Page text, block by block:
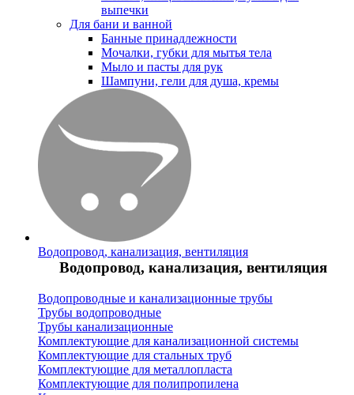
выпечки
Для бани и ванной
Банные принадлежности
Мочалки, губки для мытья тела
Мыло и пасты для рук
Шампуни, гели для душа, кремы
Водопровод, канализация, вентиляция
Водопровод, канализация, вентиляция
Водопроводные и канализационные трубы
Трубы водопроводные
Трубы канализационные
Комплектующие для канализационной системы
Комплектующие для стальных труб
Комплектующие для металлопласта
Комплектующие для полипропилена